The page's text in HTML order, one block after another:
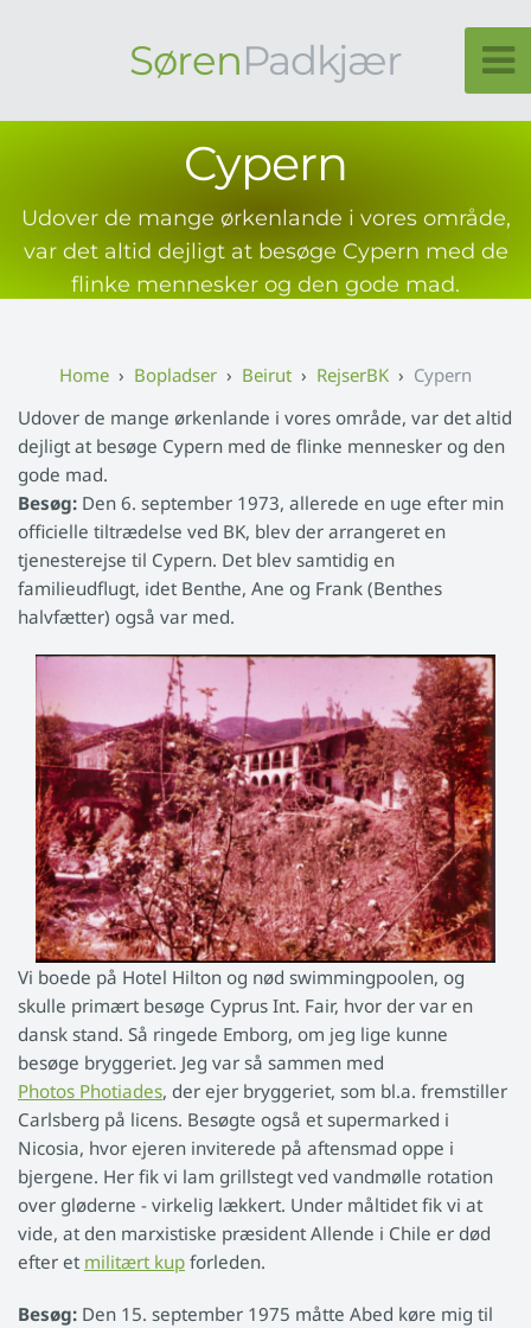
SørenPadkjær
Cypern
Udover de mange ørkenlande i vores område,
var det altid dejligt at besøge Cypern med de
flinke mennesker og den gode mad.
Bopladser Beirut RejserBK
Cypern
Udover de mange ørkenlande i vores område, var det altid
dejligt at besøge Cypern med de flinke mennesker og den
gode mad.
Besøg: Den 6. september 1973, allerede en uge efter min
officielle tiltrædelse ved BK, blev der arrangeret en
tjenesterejse til Cypern. Det blev samtidig en
familieudflugt, idet Benthe, Ane og Frank (Benthes
halvfætter) også var med.
Vi boede på Hotel Hilton og nød swimmingpoolen, og
skulle primært besøge Cyprus Int. Fair, hvor der var en
dansk stand. Så ringede Emborg, om jeg lige kunne
besøge bryggeriet. Jeg var så sammen med
Photos Photiades, der ejer bryggeriet, som bl.a. fremstiller
Carlsberg på licens. Besøgte også et supermarked i
Nicosia, hvor ejeren inviterede på aftensmad oppe i
bjergene. Her fik vi lam grillstegt ved vandmølle rotation
over gløderne - virkelig lækkert. Under måltidet fik vi at
vide, at den marxistiske præsident Allende i Chile er død
efter et militært kup forleden.
Besøg: Den 15. september 1975 måtte Abed køre mig til